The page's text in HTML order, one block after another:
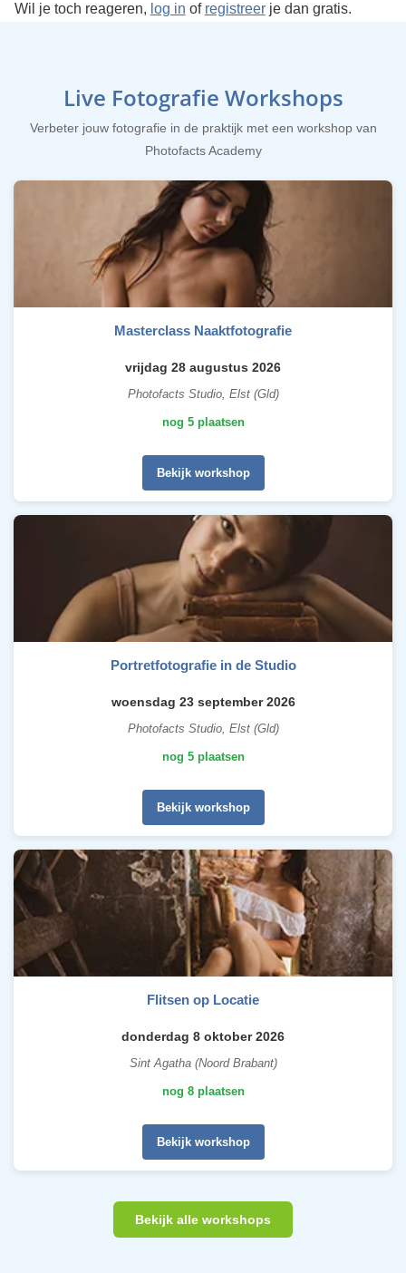
Wil je toch reageren, log in of registreerje dan gratis.
Live Fotografie Workshops
Verbeter jouw fotografie in de praktijk met een workshop van
Photofacts Academy
Masterclass Naaktfotografie
vrijdag 28 augustus 2026
Photofacts Studio, Elst (Gld)
nog 5 plaatsen
Bekijk workshop
Portretfotografie in de Studio
woensdag 23 september 2026
Photofacts Studio, Elst (Gld)
nog 5 plaatsen
Bekijk workshop
Flitsen op Locatie
donderdag 8 oktober 2026
Sint Agatha (Noord Brabant)
nog 8 plaatsen
Bekijk workshop
Bekijk alle workshops